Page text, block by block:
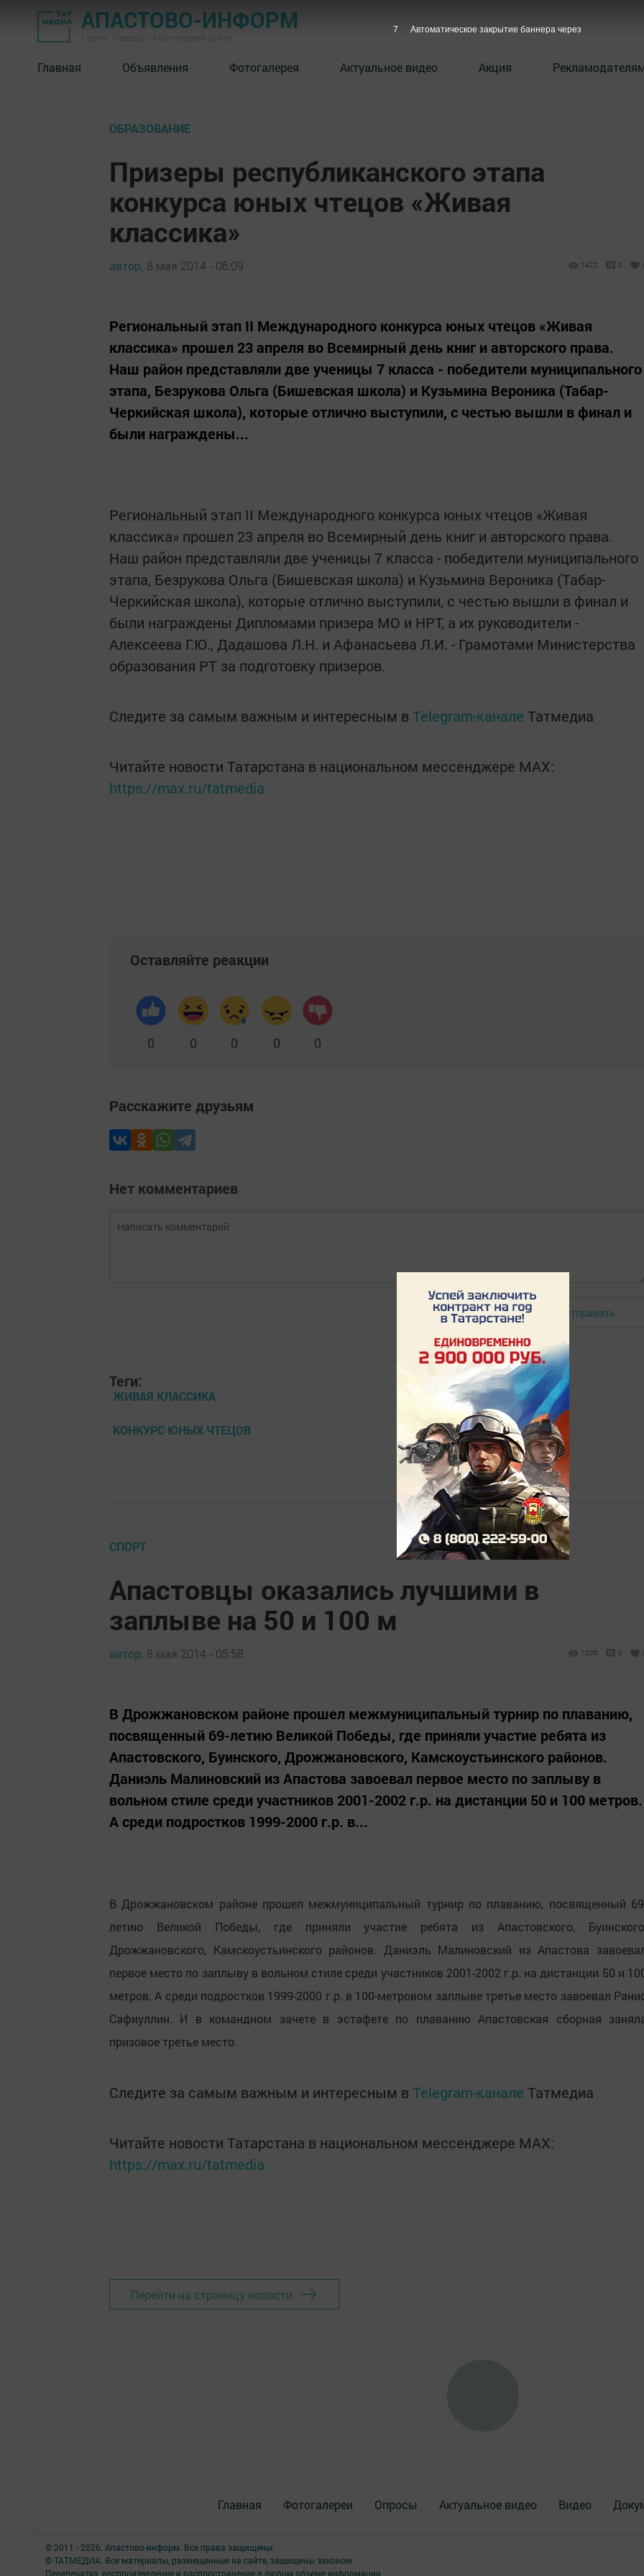
АПАСТОВО-ИНФОРМ
Главная Объявления Фотогалерея Актуальное видео Акция
ОБРАЗОВАНИЕ
Призеры республиканского этапа
конкурса юных чтецов «Живая
классика»
автор, 8 мая 2014 - 06:09 1422 0
Региональный этап II Международного конкурса юных чтецов «Живая
классика» прошел 23 апреля во Всемирный день книг и авторского права.
Наш район представляли две ученицы 7 класса - победители муниципального
этапа, Безрукова Ольга (Бишевская школа) и Кузьмина Вероника (Табар-
Черкийская школа), которые отлично выступили, с честью вышли в финал и
были награждены...
Региональный этап II Международного конкурса юных чтецов «Живая
классика» прошел 23 апреля во Всемирный день книг и авторского права.
Наш район представляли две ученицы 7 класса - победители муниципального
этапа, Безрукова Ольга (Бишевская школа) и Кузьмина Вероника (Табар-
Черкийская школа), которые отлично выступили, с честью вышли в финал и
были награждены Дипломами призера МО и НРТ, а их руководители -
Алексеева Г.Ю., Дадашова Л.Н. и Афанасьева Л.И. - Грамотами Министерства
образования РТ за подготовку призеров.
Следите за самым важным и интересным в Telegram-канале Татмедиа
Читайте новости Татарстана в национальном мессенджере MАХ:
https://max.ru/tatmedia
Оставляйте реакции
0 0 0 0 0
Расскажите друзьям
Нет комментариев
Авторизоваться Отправить
Теги:
ЖИВАЯ КЛАССИКА
КОНКУРС ЮНЫХ ЧТЕЦОВ
СПОРТ
Апастовцы оказались лучшими в
заплыве на 50 и 100 м
автор, 8 мая 2014 - 05:58 1330 0
В Дрожжановском районе прошел межмуниципальный турнир по плаванию,
посвященный 69-летию Великой Победы, где приняли участие ребята из
Апастовского, Буинского, Дрожжановского, Камскоустьинского районов.
Даниэль Малиновский из Апастова завоевал первое место по заплыву в
вольном стиле среди участников 2001-2002 г.р. на дистанции 50 и 100 метров.
А среди подростков 1999-2000 г.р. в...
В Дрожжановском районе прошел межмуниципальный турнир по плаванию, посвященный
летию Великой Победы, где приняли участие ребята из Апастовского,
Дрожжановского, Камскоустьинского районов. Даниэль Малиновский из Апастова
первое место по заплыву в вольном стиле среди участников 2001-2002 г.р. на дистанции 50 и
метров. А среди подростков 1999-2000 г.р. в 100-метровом заплыве третье место завоевал
Сафиуллин. И в командном зачете в эстафете по плаванию Апастовская сборная
призовое третье место.
Следите за самым важным и интересным в Telegram-канале Татмедиа
Читайте новости Татарстана в национальном мессенджере MАХ:
https://max.ru/tatmedia
Перейти на страницу новости
Главная Фотогалереи Опросы Актуальное видео Видео
© 2011 - 2026. Апастово-информ. Все права защищены.
© ТАТМЕДИА. Все материалы, размещенные на сайте, защищены законом.
Перепечатка, воспроизведение и распространение в любом объеме информации,
6 Автоматическое закрытие баннера через